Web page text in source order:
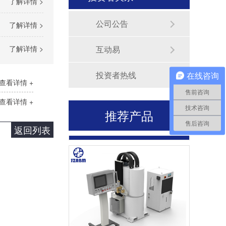
了解详情 >
了解详情 >
看详情 +
看详情 +
返回列表
公司公告
互动易
投资者热线
推荐产品
航空立式动平衡机（HYLS-150）
在线咨询
售前咨询
技术咨询
售后咨询